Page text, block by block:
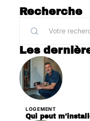
Recherche
Les
LOGEMENT
Qui peut